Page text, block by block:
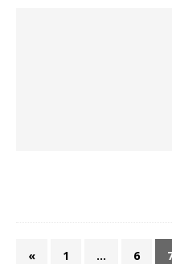
Les ex-
« 1 … 6